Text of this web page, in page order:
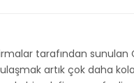
tarafından
artık çok daha